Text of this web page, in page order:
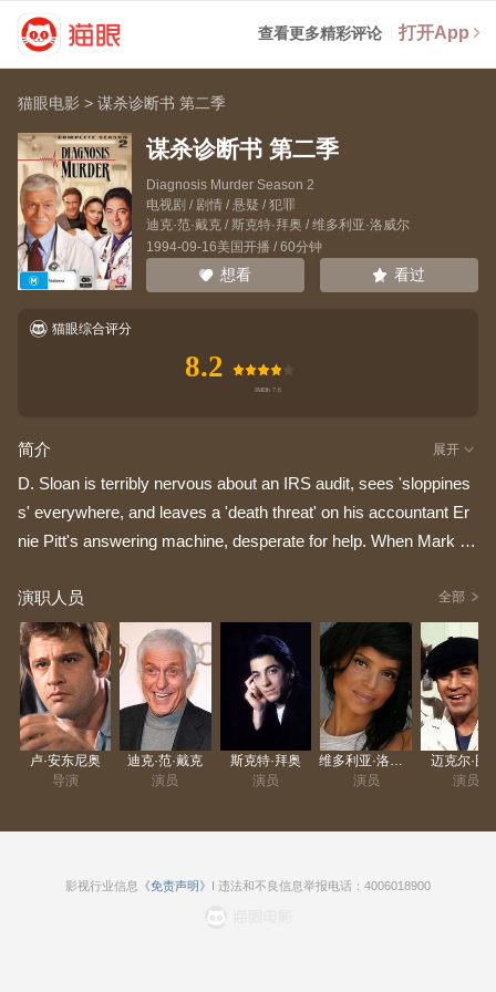
查看更多精彩评论 打开App
猫眼电影 >谋杀诊断书 第二季
谋杀诊断书 第二季
Diagnosis Murder Season 2
电视剧 / 剧情 / 悬疑 / 犯罪
迪克·范·戴克/ 斯克特·拜奥 / 维多利亚·洛威尔
1994-09-16美国开播 / 60分钟
想看 看过
猫眼综合评分
8.2
简介 展开
D. Sloan is terribly nervous about an IRS audit, sees 'sloppines
s' everywhere, and leaves a 'death threat' on his accountant Er
nie Pitt's answering machine, desperate for help. When Mark sn
edical emergency' he thus ends up bent over Pitt's corpse, stab
bed to death. LAPD Detective Claire Van Sickle grants him no f
avors as colleague Steve stood her up a while ago. The two har
pies team up to 'coordinate their attack' on Mark.
演职人员 全部
卢·安东尼奥
导演
迪克·范·戴克
演员
斯克特·拜奥
演员
演员
迈克尔·图
演员
影视行业信息 《免责声明》 I 违法和不良信息举报电话：4006018900